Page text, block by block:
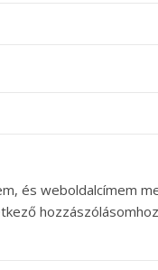
és weboldalcímem